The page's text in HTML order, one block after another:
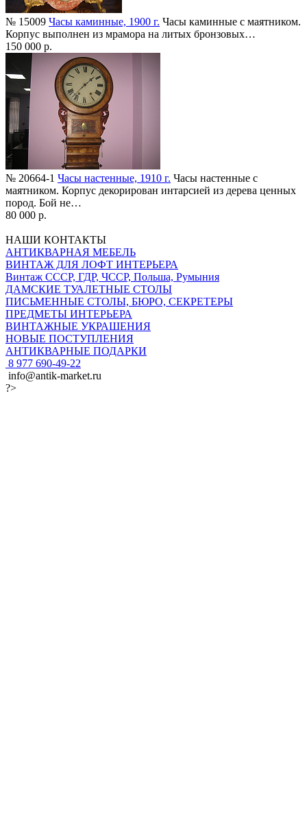
№ 15009 Часы каминные, 1900 г. Часы каминные с маятником.
Корпус выполнен из мрамора на литых бронзовых…
150 000 р.
№ 20664-1 Часы настенные, 1910 г. Часы настенные с
маятником. Корпус декорирован интарсией из дерева ценных
пород. Бой не…
80 000 р.
НАШИ КОНТАКТЫ
АНТИКВАРНАЯ МЕБЕЛЬ
ВИНТАЖ ДЛЯ ЛОФТ ИНТЕРЬЕРА
Винтаж СССР, ГДР, ЧССР, Польша, Румыния
ДАМСКИЕ ТУАЛЕТНЫЕ СТОЛЫ
ПИСЬМЕННЫЕ СТОЛЫ, БЮРО, СЕКРЕТЕРЫ
ПРЕДМЕТЫ ИНТЕРЬЕРА
ВИНТАЖНЫЕ УКРАШЕНИЯ
НОВЫЕ ПОСТУПЛЕНИЯ
АНТИКВАРНЫЕ ПОДАРКИ
8 977 690-49-22
info@antik-market.ru
?>